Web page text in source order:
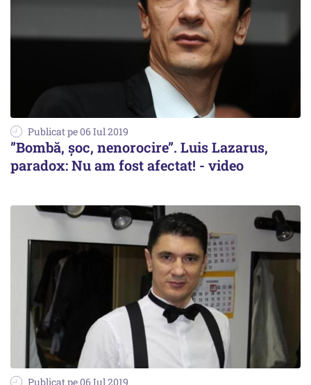
Publicat pe 06 Iul 2019
”Bombă, șoc, nenorocire”. Luis Lazarus,
paradox: Nu am fost afectat! - video
Publicat pe 06 Iul 2019